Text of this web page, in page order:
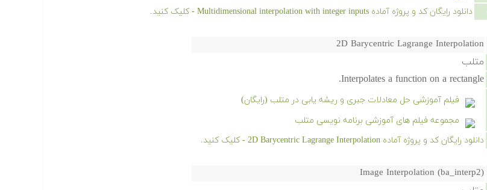
دانلود رایگان کد و پروژه آماده Multidimensional interpolation with integer inputs - کلیک کنید.
2D Barycentric Lagrange Interpolation
متلب
Interpolates a function on a rectangle.
فیلم آموزشی حل معادلات جبری و ریشه یابی در متلب (رایگان)
مجموعه فیلم های آموزشی برنامه نویسی متلب
دانلود رایگان کد و پروژه آماده 2D Barycentric Lagrange Interpolation - کلیک کنید.
Image Interpolation (ba_interp2)